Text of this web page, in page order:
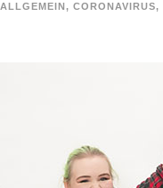
ALLGEMEIN, CORONAVIRUS,